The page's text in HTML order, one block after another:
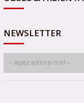
NEWSLETTER